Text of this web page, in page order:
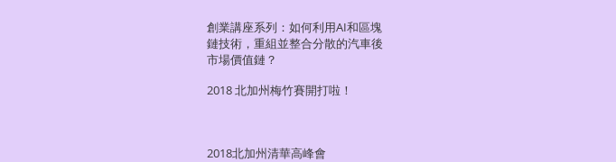
創業講座系列：如何利用AI和區塊
鏈技術，重組並整合分散的汽車後
市場價值鏈？
2018 北加州梅竹賽開打啦！
2018北加州清華高峰會